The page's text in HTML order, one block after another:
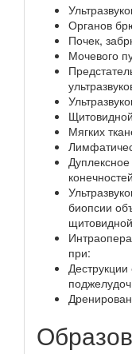
Органов
Почек,
Мочевого
Мягких
конечностей
биопсии
при: